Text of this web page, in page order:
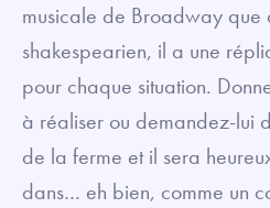
musicale de Broadway que
shakespearien, il a une
pour chaque situation.
à réaliser ou demandez-lui
de la ferme et il sera
dans… eh bien, comme un